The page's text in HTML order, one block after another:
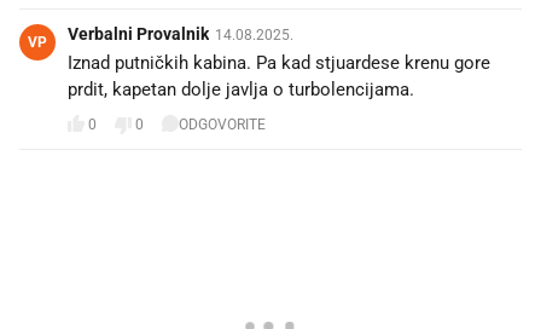
VP Verbalni Provalnik 14.08.2025.
Iznad putničkih kabina. Pa kad stjuardese krenu gore
prdit, kapetan dolje javlja o turbolencijama.
0 0 ODGOVORITE